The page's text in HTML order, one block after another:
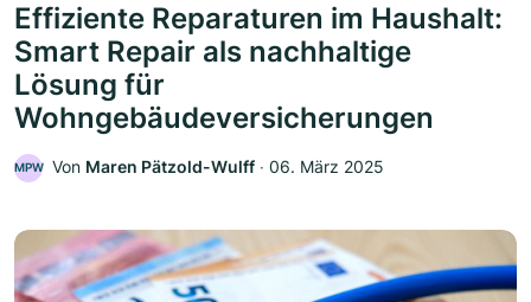
Effiziente Reparaturen im Haushalt:
Smart Repair als nachhaltige
Lösung für
Wohngebäudeversicherungen
MPW Von Maren Pätzold-Wulff ‧ 06. März 2025